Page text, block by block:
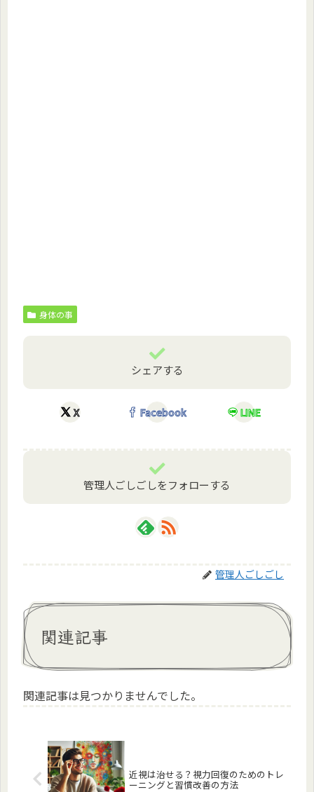
身体の事
シェアする
X Facebook LINE
管理人ごしごしをフォローする
管理人ごしごし
関連記事
関連記事は見つかりませんでした。
近視は治せる？視力回復のためのトレ
ーニングと習慣改善の方法